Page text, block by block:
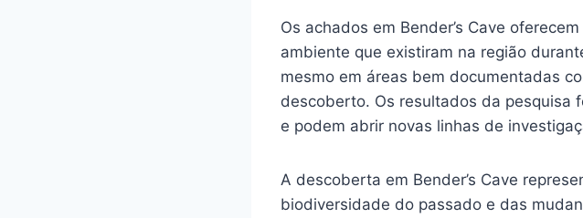
Os achados em Bender’s Cave
ambiente que existiram na região
mesmo em áreas bem documentadas
descoberto. Os resultados da pesquisa
e podem abrir novas linhas de
A descoberta em Bender’s Cave
biodiversidade do passado e das